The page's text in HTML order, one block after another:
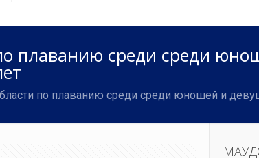
плаванию среди среди
по плаванию среди среди юношей и